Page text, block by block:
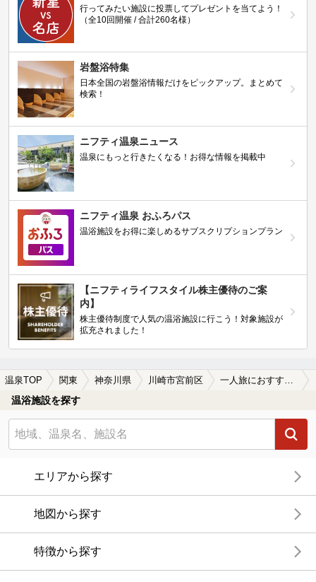
行ってみたい施設に投票してプレゼントを当てよう！
（全10回開催 / 合計260名様）
岩盤浴特集
日本全国の岩盤浴情報だけをピックアップ。まとめて
検索！
ニフティ温泉ニュース
温泉にもっと行きたくなる！お得な情報を掲載中
ニフティ温泉 おふろパス
温浴施設をお得に楽しめるサブスクリプションプラン
【ニフティライフスタイル株主優待のご案
内】
株主優待制度で人気の温浴施設に行こう！対象施設が
拡充されました！
温泉TOP 関東 神奈川県 川崎市宮前区 一人旅におすすめの川崎市宮前区の温泉、日帰り温泉、スーパー銭湯おすすめ
温浴施設を探す
エリアから探す
地図から探す
特徴から探す